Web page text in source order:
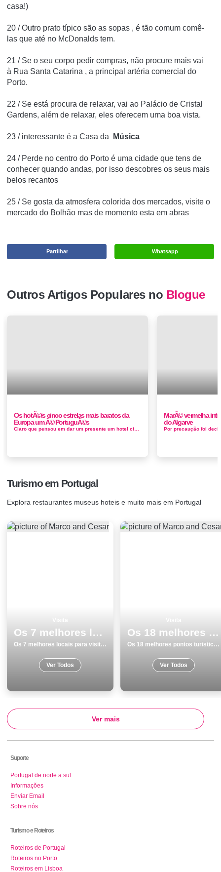
casa!)
20 / Outro prato típico são as sopas , é tão comum comê-
las que até no McDonalds tem.
21 / Se o seu corpo pedir compras, não procure mais vai
à Rua Santa Catarina , a principal artéria comercial do
Porto.
22 / Se está procura de relaxar, vai ao Palácio de Cristal
Gardens, além de relaxar, eles oferecem uma boa vista.
23 / interessante é a Casa da Música
24 / Perde no centro do Porto é uma cidade que tens de
conhecer quando andas, por isso descobres os seus mais
belos recantos
25 / Se gosta da atmosfera colorida dos mercados, visite o
mercado do Bolhão mas de momento esta em abras
Whatsapp
Partilhar
Outros Artigos Populares no Blogue
Os hotÃ©is cinco estrelas mais baratos da
Europa um Ã© PortuguÃ©s
MarÃ© vermelha
do Algarve
Turismo em Portugal
Explora restaurantes museus hoteis e muito mais em Portugal
Os 7 melhores locais para visitar em Tomar
Os 7 melhores locais para visitar em Tomar
Ver Todos
Os 18 melhores pontos turisticos para visitar em SetÃºbal
Os 18 melhores pontos turisticos para visitar em SetÃºbal
Ver Todos
Ver mais
Suporte
Portugal de norte a sul
Informações
Enviar Email
Sobre nós
Turismo e Roteiros
Roteiros de Portugal
Roteiros no Porto
Roteiros em Lisboa